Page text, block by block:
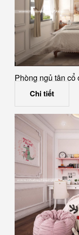
Phòng ngủ tân
Chi tiết